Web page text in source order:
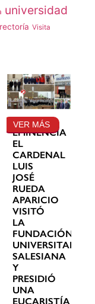
universidad
Visita
SU
EMINENCIA
EL
CARDENAL
LUIS
JOSÉ
RUEDA
APARICIO
VISITÓ
LA
FUNDACIÓN
UNIVERSITARIA
SALESIANA
Y
PRESIDIÓ
UNA
EUCARISTÍA
VER MÁS